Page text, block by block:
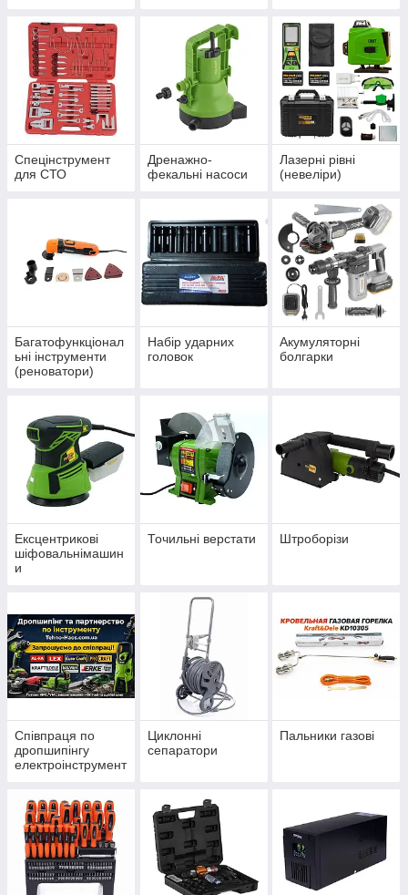
Спецінструмент
для СТО
Дренажно-
фекальні насоси
Лазерні рівні
(невеліри)
Багатофункціонал
ьні інструменти
(реноватори)
Набір ударних
головок
Акумуляторні
болгарки
Ексцентрикові
шіфовальнімашин
и
Точильні верстати Штроборізи
Співпраця по
дропшипінгу
електроінструмент
Циклонні
сепаратори
Пальники газові